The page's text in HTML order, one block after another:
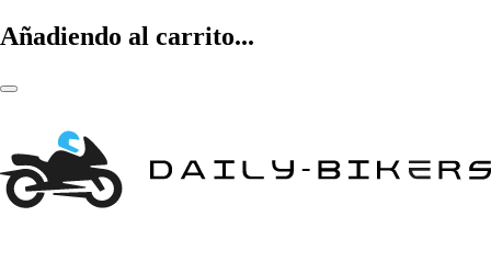
Añadiendo al carrito...